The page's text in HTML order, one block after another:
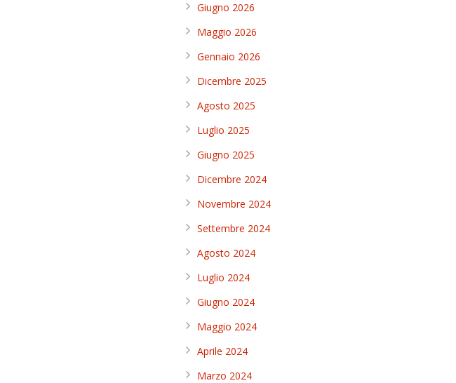
Giugno 2026
Maggio 2026
Gennaio 2026
Dicembre 2025
Agosto 2025
Luglio 2025
Giugno 2025
Dicembre 2024
Novembre 2024
Settembre 2024
Agosto 2024
Luglio 2024
Giugno 2024
Maggio 2024
Aprile 2024
Marzo 2024